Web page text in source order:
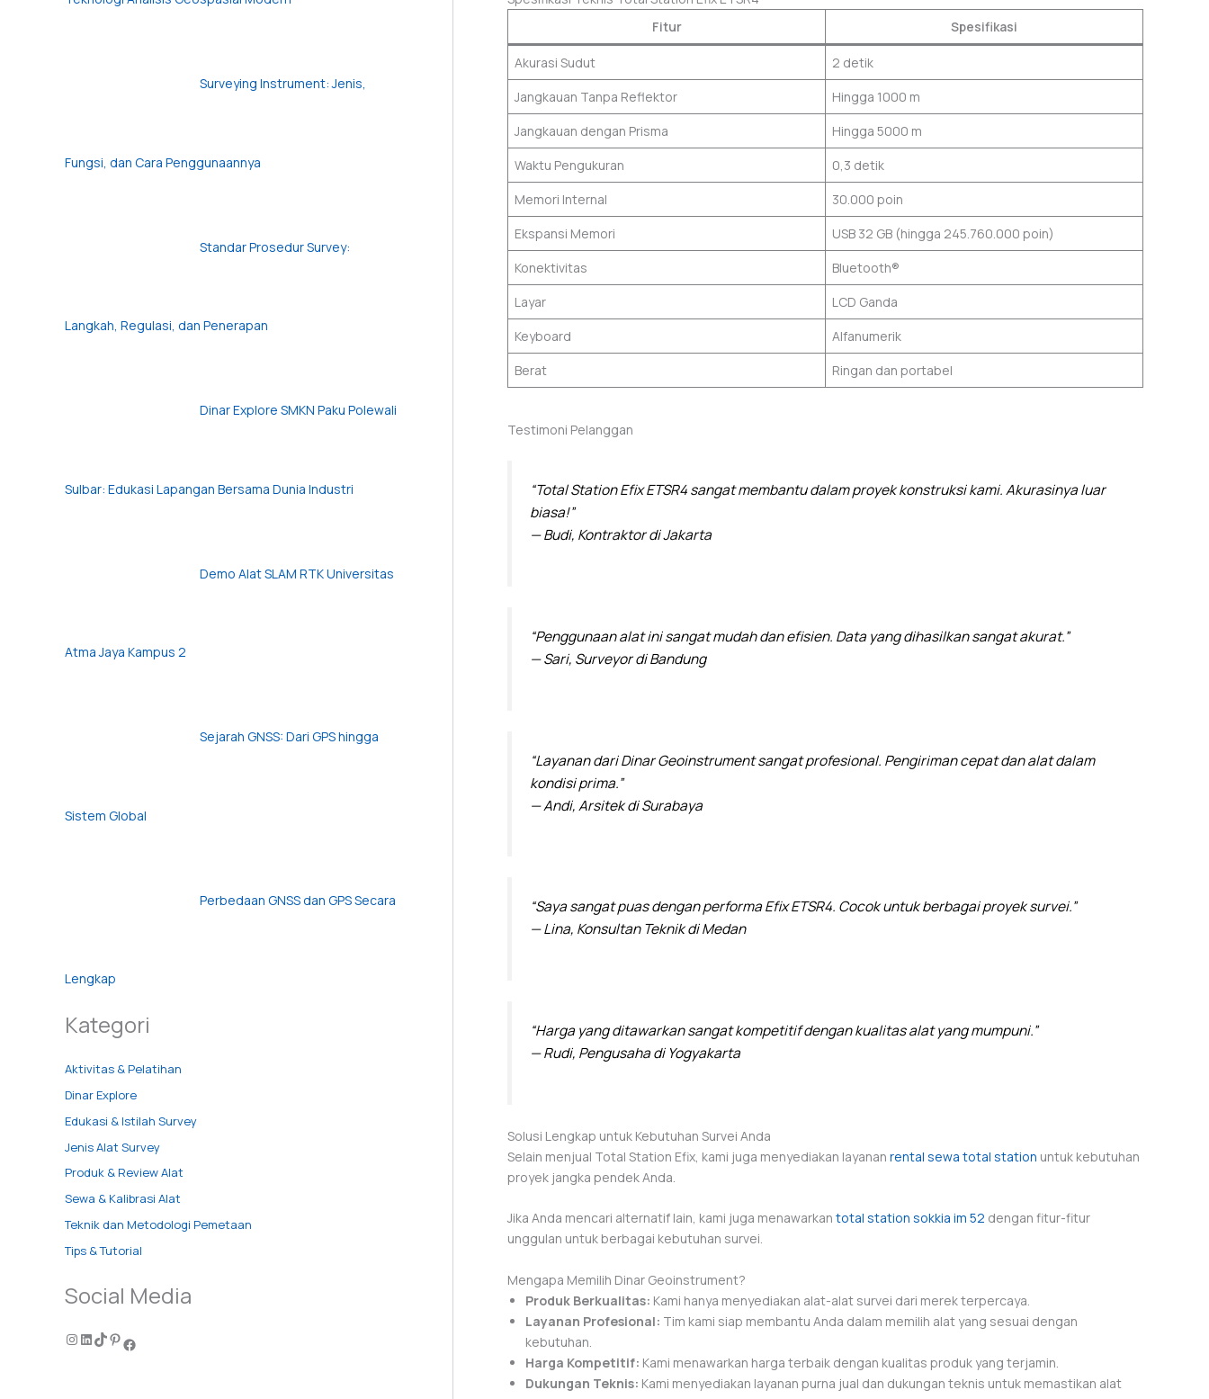
Surveying Instrument: Jenis,
Fungsi, dan Cara Penggunaannya
Standar Prosedur Survey:
Langkah, Regulasi, dan Penerapan
Dinar Explore SMKN Paku Polewali
Sulbar: Edukasi Lapangan Bersama Dunia Industri
Demo Alat SLAM RTK Universitas
Atma Jaya Kampus 2
Sejarah GNSS: Dari GPS hingga
Sistem Global
Perbedaan GNSS dan GPS Secara
Lengkap
Kategori
Aktivitas & Pelatihan
Dinar Explore
Edukasi & Istilah Survey
Jenis Alat Survey
Produk & Review Alat
Sewa & Kalibrasi Alat
Teknik dan Metodologi Pemetaan
Tips & Tutorial
Social Media
Fitur
Spesifikasi
Akurasi Sudut
2 detik
Jangkauan Tanpa Reflektor
Hingga 1000 m
Jangkauan dengan Prisma
Hingga 5000 m
Waktu Pengukuran
0,3 detik
Memori Internal
30.000 poin
Ekspansi Memori
USB 32 GB (hingga 245.760.000 poin)
Konektivitas
Bluetooth®
Layar
LCD Ganda
Keyboard
Alfanumerik
Berat
Ringan dan portabel
Testimoni Pelanggan
“Total Station Efix ETSR4 sangat membantu dalam proyek konstruksi kami. Akurasinya luar
biasa!”
— Budi, Kontraktor di Jakarta
“Penggunaan alat ini sangat mudah dan efisien. Data yang dihasilkan sangat akurat.”
— Sari, Surveyor di Bandung
“Layanan dari Dinar Geoinstrument sangat profesional. Pengiriman cepat dan alat dalam
kondisi prima.”
— Andi, Arsitek di Surabaya
“Saya sangat puas dengan performa Efix ETSR4. Cocok untuk berbagai proyek survei.”
— Lina, Konsultan Teknik di Medan
“Harga yang ditawarkan sangat kompetitif dengan kualitas alat yang mumpuni.”
— Rudi, Pengusaha di Yogyakarta
Solusi Lengkap untuk Kebutuhan Survei Anda
Selain menjual Total Station Efix, kami juga menyediakan layanan rental sewa total station untuk kebutuhan
proyek jangka pendek Anda.
Jika Anda mencari alternatif lain, kami juga menawarkan total station sokkia im 52 dengan fitur-fitur
unggulan untuk berbagai kebutuhan survei.
Mengapa Memilih Dinar Geoinstrument?
Produk Berkualitas: Kami hanya menyediakan alat-alat survei dari merek terpercaya.
Layanan Profesional: Tim kami siap membantu Anda dalam memilih alat yang sesuai dengan
kebutuhan.
Harga Kompetitif: Kami menawarkan harga terbaik dengan kualitas produk yang terjamin.
Dukungan Teknis: Kami menyediakan layanan purna jual dan dukungan teknis untuk memastikan alat